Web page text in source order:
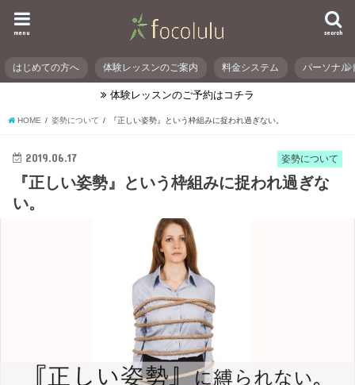
search
menu
はじめての方へ 体験レッスンのご案内 料金システム パーソナル
体験レッスンのご予約はコチラ
HOME 姿勢について 『正しい姿勢』という枠組みに捉われ過ぎない。
姿勢について
2019.06.17
『正しい姿勢』という枠組みに捉われ過ぎな
い。